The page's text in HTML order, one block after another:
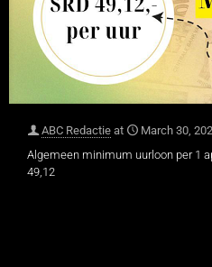
ABC Redactie at
March 30,
Algemeen minimum uurloon per 1
49,12